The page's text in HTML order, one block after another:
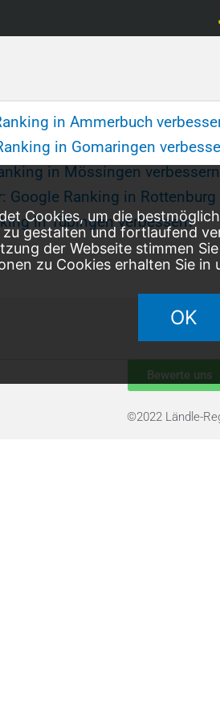
in Ammerbuch
in Gomaringen
in Mössingen verbessern
Google Ranking in
in Tübingen verbessern
Bewerte uns
©2022 Ländle-
Cookies, um die
gestalten und fortlaufend
der Webseite stimmen
zu Cookies erhalten Sie in
OK